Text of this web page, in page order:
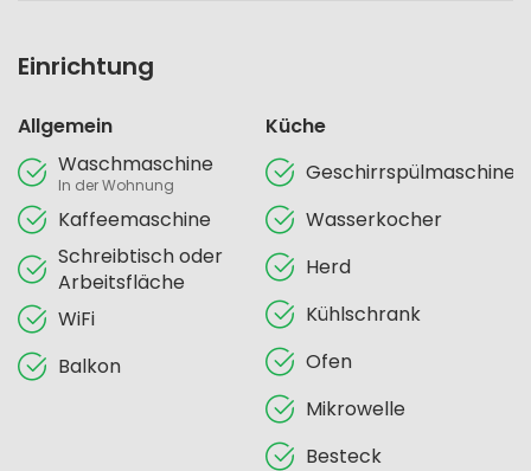
Einrichtung
Allgemein
Waschmaschine
In der Wohnung
Kaffeemaschine
Schreibtisch oder
Arbeitsfläche
WiFi
Balkon
Küche
Geschirrspülmaschine
Wasserkocher
Herd
Kühlschrank
Ofen
Mikrowelle
Besteck